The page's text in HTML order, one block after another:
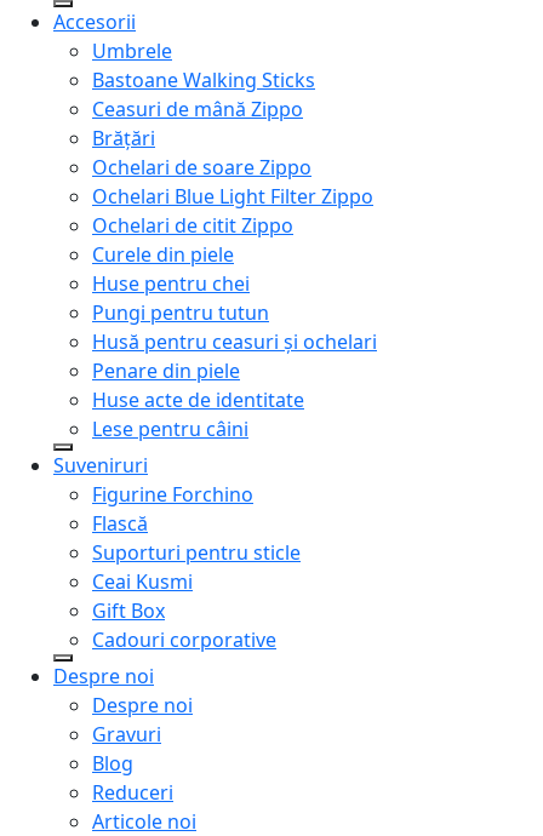
Accesorii
Umbrele
Bastoane Walking Sticks
Ceasuri de mână Zippo
Brățări
Ochelari de soare Zippo
Ochelari Blue Light Filter Zippo
Ochelari de citit Zippo
Curele din piele
Huse pentru chei
Pungi pentru tutun
Husă pentru ceasuri și ochelari
Penare din piele
Huse acte de identitate
Lese pentru câini
Suveniruri
Figurine Forchino
Flască
Suporturi pentru sticle
Ceai Kusmi
Gift Box
Cadouri corporative
Despre noi
Despre noi
Gravuri
Blog
Reduceri
Articole noi